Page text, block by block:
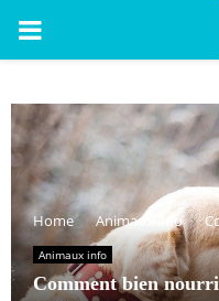
PRIMARY
Home Animaux info
Animaux info
Comment bien